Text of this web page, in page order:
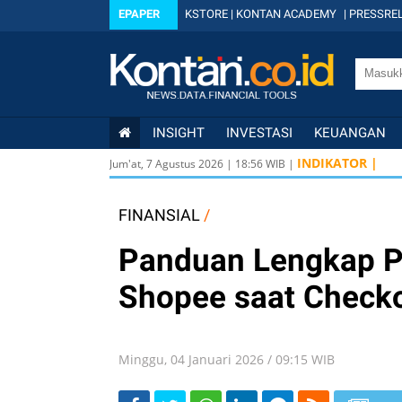
EPAPER KSTORE | KONTAN ACADEMY |
INSIGHT INVESTASI KEUANGAN
Jum'at, 7 Agustus 2026 | 18:56WIB | INDIKATOR |
FINANSIAL /
Panduan Lengkap
Shopee saat
Minggu, 04 Januari 2026 / 09:15 WIB